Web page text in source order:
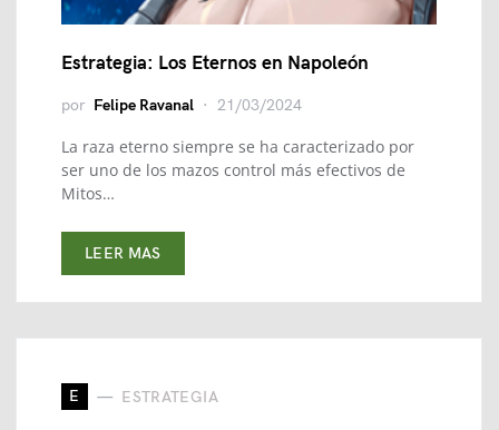
Estrategia: Los Eternos en Napoleón
por Felipe Ravanal 21/03/2024
La raza eterno siempre se ha caracterizado por
ser uno de los mazos control más efectivos de
Mitos…
LEER MAS
E ESTRATEGIA